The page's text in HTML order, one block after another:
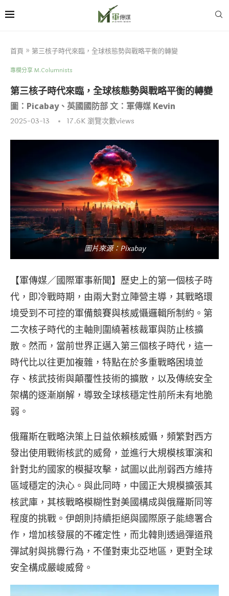
首頁 » 第三核子時代來臨，全球核態勢與戰略平衡的轉變
專欄分享 M.Columnists
第三核子時代來臨，全球核態勢與戰略平衡的轉變
圖：Picabay、英國國防部 文：軍傳媒 Kevin
2025-03-13 17.6K瀏覽次數views
圖片來源：Pixabay
【軍傳媒／國際軍事新聞】歷史上的第一個核子時
代，即冷戰時期，由兩大對立陣營主導，其戰略環
境受到不可控的軍備競賽與核威懾邏輯所制約。第
二次核子時代的主軸則圍繞著核裁軍與防止核擴
散。然而，當前世界正邁入第三個核子時代，這一
時代比以往更加複雜，特點在於多重戰略困境並
存、核武技術與顛覆性技術的擴散，以及傳統安全
架構的逐漸崩解，導致全球核穩定性前所未有地脆
弱。
俄羅斯在戰略決策上日益依賴核威懾，頻繁對西方
發出使用戰術核武的威脅，並進行大規模核軍演和
針對北約國家的模擬攻擊，試圖以此削弱西方維持
區域穩定的決心。與此同時，中國正大規模擴張其
核武庫，其核戰略模糊性對美國構成與俄羅斯同等
程度的挑戰。伊朗則持續拒絕與國際原子能總署合
作，增加核發展的不確定性，而北韓則透過彈道飛
彈試射與挑釁行為，不僅對東北亞地區，更對全球
安全構成嚴峻威脅。